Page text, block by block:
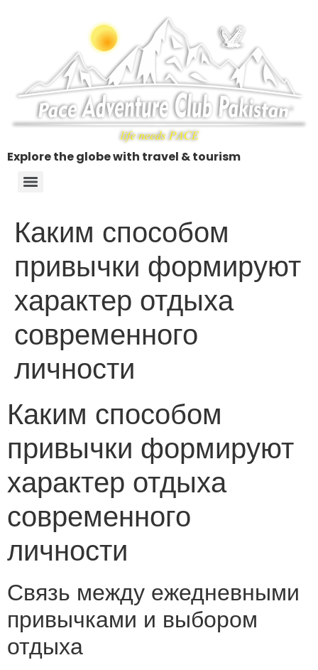
Explore the globe with travel & tourism
Каким способом
привычки формируют
характер отдыха
современного
личности
Каким способом
привычки формируют
характер отдыха
современного
личности
Связь между ежедневными
привычками и выбором
отдыха